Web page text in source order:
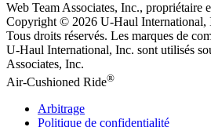
Web Team Associates, Inc., propriétaire
Copyright © 2026 U-Haul International,
Tous droits réservés. Les marques de
U-Haul International, Inc. sont utilisés
Associates, Inc.
Air-Cushioned Ride®
Arbitrage
Politique de confidentialité